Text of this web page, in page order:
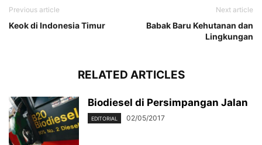
Previous article
Keok di Indonesia Timur
Next article
Babak Baru Kehutanan dan
Lingkungan
RELATED ARTICLES
Biodiesel di Persimpangan Jalan
EDITORIAL 02/05/2017